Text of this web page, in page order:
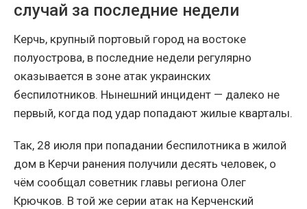
случай за последние недели
Керчь, крупный портовый город на востоке
полуострова, в последние недели регулярно
оказывается в зоне атак украинских
беспилотников. Нынешний инцидент — далеко не
первый, когда под удар попадают жилые кварталы.
Так, 28 июля при попадании беспилотника в жилой
дом в Керчи ранения получили десять человек, о
чём сообщал советник главы региона Олег
Крючков. В той же серии атак на Керченский